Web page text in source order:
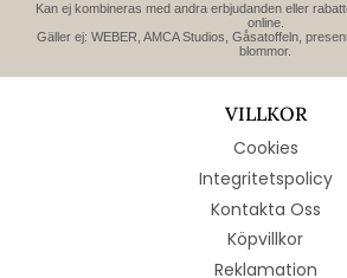
Kan ej kombineras med andra erbjudanden eller
online.
Gäller ej: WEBER, AMCA Studios, Gåsatoffeln,
blommor.
VILLKOR
Cookies
Integritetspolicy
Kontakta Oss
Köpvillkor
Reklamation